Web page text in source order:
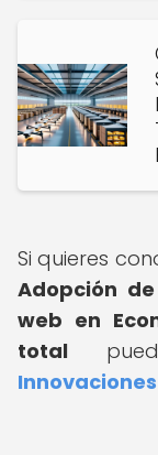
Si quieres
Adopción
web en
total